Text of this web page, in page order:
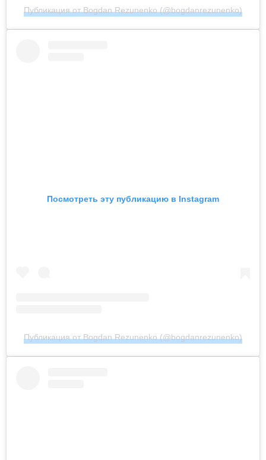
Публикация от Bogdan Rezunenko (@bogdanrezunenko)
Посмотреть эту публикацию в Instagram
Публикация от Bogdan Rezunenko (@bogdanrezunenko)